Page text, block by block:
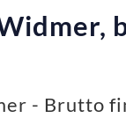
- Brutto